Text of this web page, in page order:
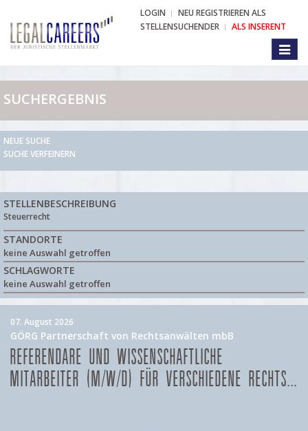
LOGIN
NEU REGISTRIEREN ALS
STELLENSUCHENDER
ALS INSERENT
SUCHERGEBNIS
NEUE SUCHE
SUCHE VERFEINERN
STELLENBESCHREIBUNG
Steuerrecht
STANDORTE
keine Auswahl getroffen
SCHLAGWORTE
keine Auswahl getroffen
07. August 2026
GÖRG Partnerschaft von Rechtsanwälten mbB
REFERENDARE UND WISSENSCHAFTLICHE
MITARBEITER (M/W/D) FÜR VERSCHIEDENE RECHTS...